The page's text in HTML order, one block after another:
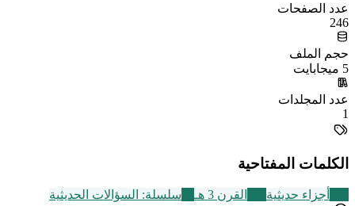
عدد الصفحات
246
حجم الملف
5 ميجابايت
عدد المجلدات
1
الكلمات المفتاحية
أجزاء حديثية القرن 3 هـ سلسلة: السؤالات الحديثية